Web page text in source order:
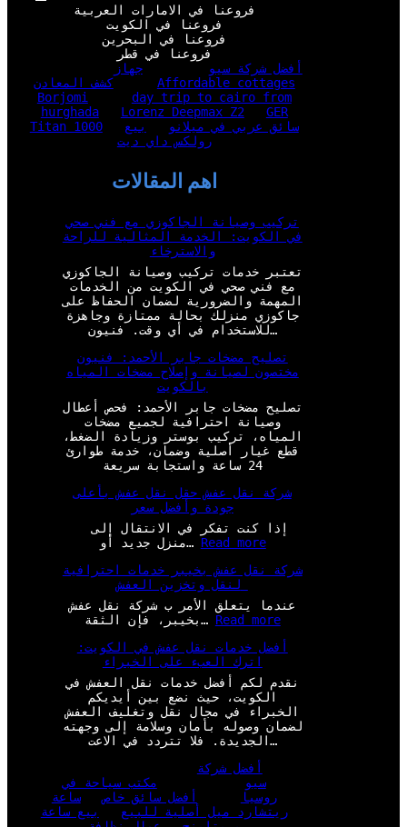
فروعنا في الامارات العربية
فروعنا في الكويت
فروعنا في البحرين
فروعنا في قطر
أفضل شركة سيو
جهاز
كشف المعادن
Affordable cottages
Borjomi
day trip to cairo from
hurghada
Lorenz Deepmax Z2
GER
Titan 1000
سائق عربي في ميلانو
بيع
رولكس داي ديت
اهم المقالات
تركيب وصيانة الجاكوزي مع فني صحي
في الكويت: الخدمة المثالية للراحة
والاسترخاء
تعتبر خدمات تركيب وصيانة الجاكوزي
مع فني صحي في الكويت من الخدمات
المهمة والضرورية لضمان الحفاظ على
جاكوزي منزلك بحالة ممتازة وجاهزة
للاستخدام في أي وقت. فنيون…
تصليح مضخات جابر الأحمد: فنيون
مختصون لصيانة وإصلاح مضخات المياه
بالكويت
تصليح مضخات جابر الأحمد: فحص أعطال
وصيانة احترافية لجميع مضخات
المياه، تركيب بوستر وزيادة الضغط،
قطع غيار أصلية وضمان، خدمة طوارئ
24 ساعة واستجابة سريعة
شركة نقل عفش حقل نقل عفش بأعلى
جودة وأفضل سعر
إذا كنت تفكر في الانتقال إلى
منزل جديد أو… Read more:
ن
ق
ل
ع
ش
ح
ق
ل
ن
ع
ف
ش
شركة نقل عفش بخيبر خدمات احترافية
عندما يتعلق الأمر ب شركة نقل عفش
بخيبر، فإن الثقة… Read more:
ة
ن
ق
ل
ع
ب
أفضل خدمات نقل عفش في الكويت:
اترك العبء على الخبراء
نقدم لكم أفضل خدمات نقل العفش في
الكويت، حيث نضع بين أيديكم
الخبراء في مجال نقل وتغليف العفش
لضمان وصوله بأمان وسلامة إلى وجهته
الجديدة. فلا تتردد في الاعت…
أفضل شركة
سيو
مكتب سياحة في
روسيا
أفضل سائق خاص
ساعة
ريتشارد ميل أصلية للبيع
بيع ساعة